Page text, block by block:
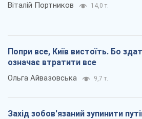
Віталій Портников 14,0 т.
Попри все, Київ вистоїть. Бо
означає втратити все
Ольга Айвазовська 9,7 т.
Захід зобов'язаний зупинити